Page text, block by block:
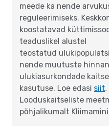
meede ka nende
reguleerimiseks.
koostatavad
teaduslikel alustel
teostatud
nende muutuste
ulukiasurkondade
kasutuse. Loe edasi siit.
Looduskaitseliste
põhjalikumalt